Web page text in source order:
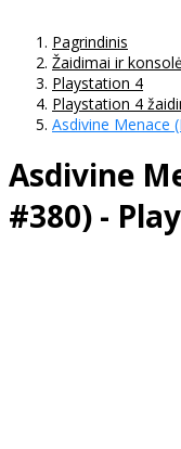
Pagrindinis
Žaidimai ir
Playstation 4
Playstation 4
Asdivine Menace
Asdivine
#380) -